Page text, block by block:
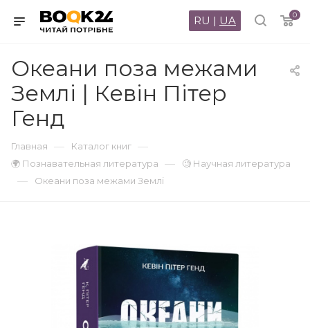
0
RU | UA
Океани поза межами
Землі | Кевін Пітер
Генд
Главная — Каталог книг —
🌍 Познавательная литература — 🧐 Научная литература
— Океани поза межами Землі